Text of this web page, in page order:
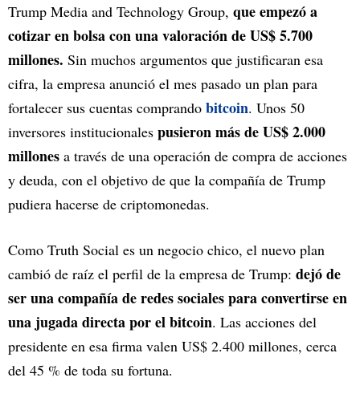
Trump Media and Technology Group, que empezó a
cotizar en bolsa con una valoración de US$ 5.700
millones. Sin muchos argumentos que justificaran esa
cifra, la empresa anunció el mes pasado un plan para
fortalecer sus cuentas comprando bitcoin. Unos 50
inversores institucionales pusieron más de US$ 2.000
millones a través de una operación de compra de acciones
y deuda, con el objetivo de que la compañía de Trump
pudiera hacerse de criptomonedas.
Como Truth Social es un negocio chico, el nuevo plan
cambió de raíz el perfil de la empresa de Trump: dejó de
ser una compañía de redes sociales para convertirse en
una jugada directa por el bitcoin. Las acciones del
presidente en esa firma valen US$ 2.400 millones, cerca
del 45 % de toda su fortuna.